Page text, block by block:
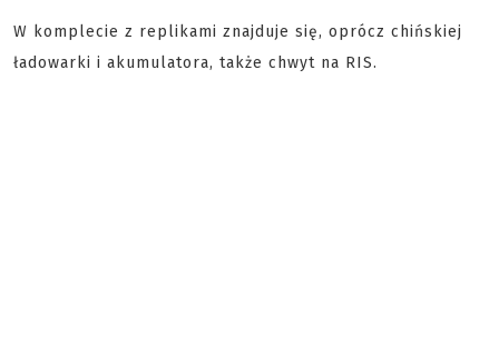
W komplecie z replikami znajduje się, oprócz chińskiej
ładowarki i akumulatora, także chwyt na RIS.